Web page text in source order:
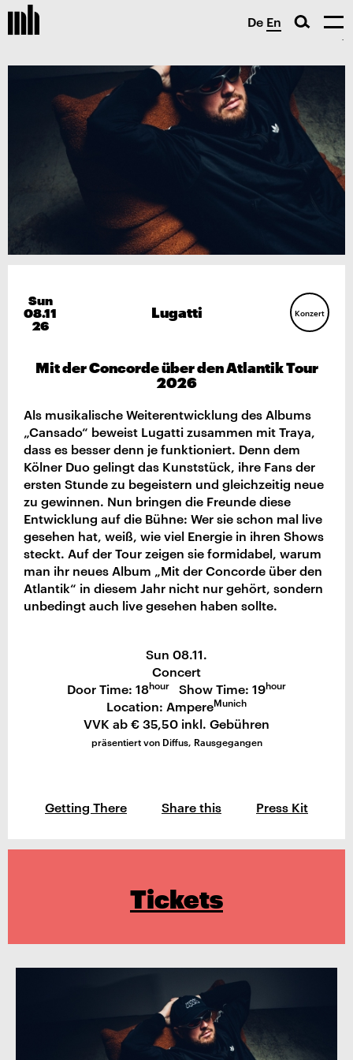
De En
Sun
08.11
26
Lugatti Konzert
Mit der Concorde über den Atlantik Tour
2026
Als musikalische Weiterentwicklung des Albums
„Cansado“ beweist Lugatti zusammen mit Traya,
dass es besser denn je funktioniert. Denn dem
Kölner Duo gelingt das Kunststück, ihre Fans der
ersten Stunde zu begeistern und gleichzeitig neue
zu gewinnen. Nun bringen die Freunde diese
Entwicklung auf die Bühne: Wer sie schon mal live
gesehen hat, weiß, wie viel Energie in ihren Shows
steckt. Auf der Tour zeigen sie formidabel, warum
man ihr neues Album „Mit der Concorde über den
Atlantik“ in diesem Jahr nicht nur gehört, sondern
unbedingt auch live gesehen haben sollte.
Sun 08.11.
Concert
Door Time: 18hour Show Time: 19hour
Location: AmpereMunich
VVK ab € 35,50 inkl. Gebühren
präsentiert von Diffus, Rausgegangen
Getting There Share this Press Kit
Tickets